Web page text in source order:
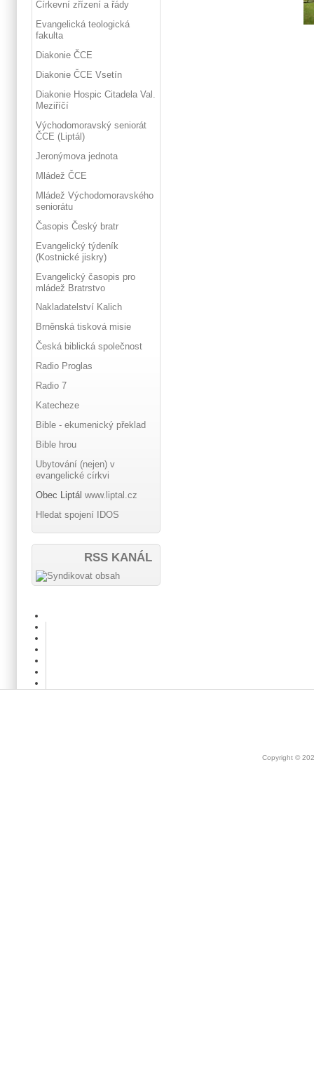
Církevní zřízení a řády
Evangelická teologická
fakulta
Diakonie ČCE
Diakonie ČCE Vsetín
Diakonie Hospic Citadela Val.
Meziříčí
Východomoravský seniorát
ČCE (Liptál)
Jeronýmova jednota
Mládež ČCE
Mládež Východomoravského
seniorátu
Časopis Český bratr
Evangelický týdeník
(Kostnické jiskry)
Evangelický časopis pro
mládež Bratrstvo
Nakladatelství Kalich
Brněnská tisková misie
Česká biblická společnost
Radio Proglas
Radio 7
Katecheze
Bible - ekumenický překlad
Bible hrou
Ubytování (nejen) v
evangelické církvi
Obec Liptál www.liptal.cz
Hledat spojení IDOS
RSS KANÁL
Copyright ©